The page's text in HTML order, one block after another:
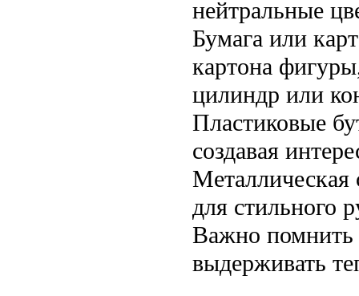
нейтральные
Бумага или
картона
цилиндр или
Пластиковые
создавая
Металлическая
для стильного
Важно помнить
выдерживать